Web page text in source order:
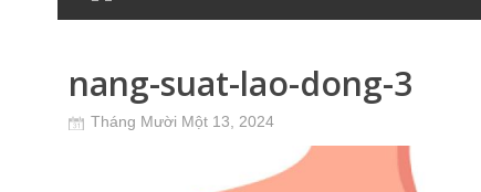
nang-suat-lao-dong-3
Tháng Mười Một 13, 2024